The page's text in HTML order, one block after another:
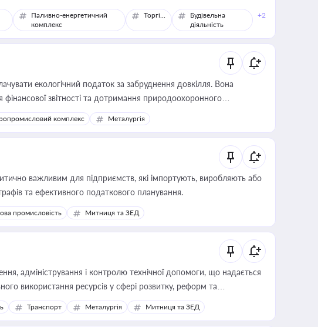
Паливно-енергетичний
комплекс
Торгівля
Будівельна
діяльність
+2
екологічний податок за забруднення довкілля. Вона
звітності та дотримання природоохоронного
комплекс Металургія
важливим для підприємств, які імпортують, виробляють або
та ефективного податкового планування.
промисловість Митниця та ЗЕД
адміністрування і контролю технічної допомоги, що надається
використання ресурсів у сфері розвитку, реформ та
Транспорт Металургія Митниця та ЗЕД